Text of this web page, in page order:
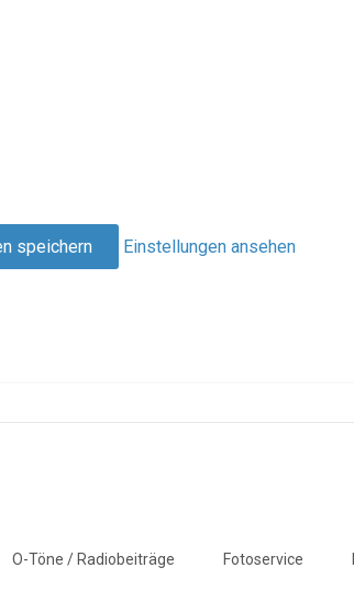
speichern Einstellungen ansehen
O-Töne / Radiobeiträge Fotoservice